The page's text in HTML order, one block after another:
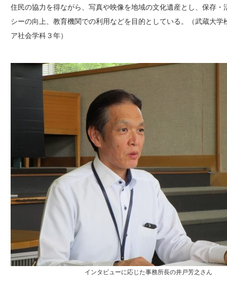
住民の協力を得ながら、写真や映像を地域の文化遺産とし、保存
シーの向上、教育機関での利用などを目的としている。（武蔵大
ア社会学科３年）
インタビューに応じた事務所長の井戸芳之さん